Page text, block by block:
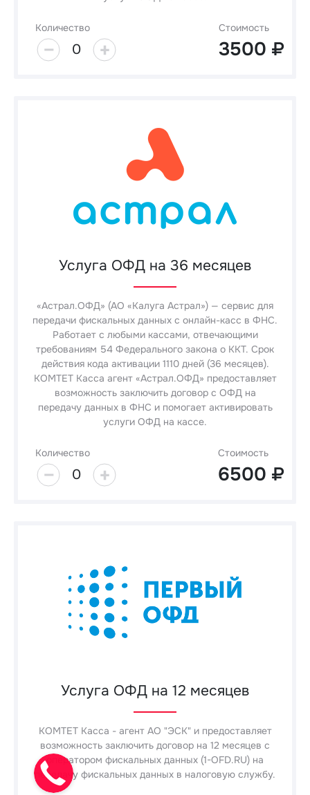
Количество
0
Стоимость
3500
Услуга ОФД на 36 месяцев
«Астрал.ОФД» (АО «Калуга Астрал») — сервис для
передачи фискальных данных с онлайн-касс в ФНС.
Работает с любыми кассами, отвечающими
требованиям 54 Федерального закона о ККТ. Срок
действия кода активации 1110 дней (36 месяцев).
КОМТЕТ Касса агент «Астрал.ОФД» предоставляет
возможность заключить договор с ОФД на
передачу данных в ФНС и помогает активировать
услуги ОФД на кассе.
Количество
0
Стоимость
6500
Услуга ОФД на 12 месяцев
КОМТЕТ Касса - агент АО "ЭСК" и предоставляет
возможность заключить договор на 12 месяцев с
оператором фискальных данных (1-OFD.RU) на
передачу фискальных данных в налоговую службу.